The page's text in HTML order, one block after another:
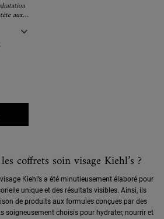
aux
coffrets soin visage Kiehl’s ?
Kiehl’s a été minutieusement élaboré pour
unique et des résultats visibles. Ainsi, ils
de produits aux formules conçues par des
soigneusement choisis pour hydrater, nourrir et